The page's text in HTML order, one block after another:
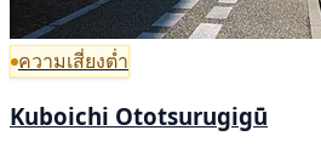
ความเสี่ยงต่ำ
Kuboichi Ototsurugigū